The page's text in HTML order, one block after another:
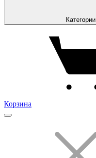
Категории
Корзина